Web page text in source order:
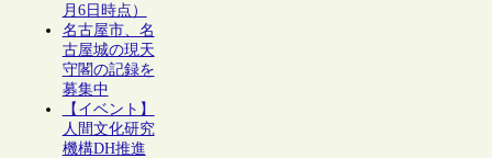
月6日時点）
名古屋市、名
古屋城の現天
守閣の記録を
募集中
【イベント】
人間文化研究
機構DH推進